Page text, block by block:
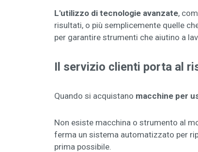
L'utilizzo di tecnologie avanzate,
risultati, o più semplicemente quelle
per garantire strumenti che aiutino a
Il servizio clienti porta al
Quando si acquistano macchine per
Non esiste macchina o strumento al
ferma un sistema automatizzato per
prima possibile.